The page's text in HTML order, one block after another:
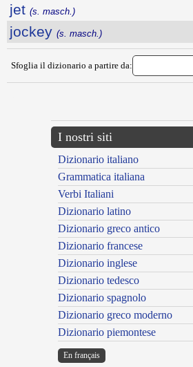
jet (s. masch.)
jockey (s. masch.)
Sfoglia il dizionario a partire da:
I nostri siti
Dizionario italiano
Grammatica italiana
Verbi Italiani
Dizionario latino
Dizionario greco antico
Dizionario francese
Dizionario inglese
Dizionario tedesco
Dizionario spagnolo
Dizionario greco moderno
Dizionario piemontese
En français